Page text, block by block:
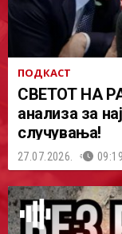
ПОДКАСТ
СВЕТОТ НА
анализа за
случувања!
27.07.2026. 09:19